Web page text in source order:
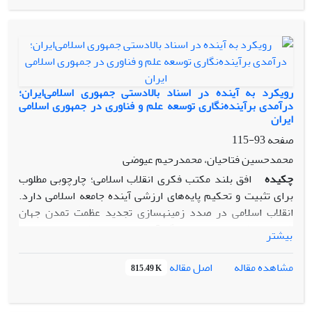
سیاسی که منطبق بر ارزش‌های اسلامی ‌و انقلابی باشد و به انسان
به مثابه آفرید‌‌های دارای کرامت ذاتی برابر رهنمون شود. روش
به­کار گرفته در این پژوهش تحلیلی است.
رویکرد به آینده در اسناد بالادستی جمهوری اسلامی‌ایران؛
درآمدی برآینده‌نگاری توسعه علم و فناوری در جمهوری اسلامی
‌ایران
صفحه93-115
محمدحسین فتاحیان، محمدرحیم عیوضی
چکیده
افق بلند مکتب فکری انقلاب اسلامی؛ چارچوبی مطلوب
برای تثبیت و تحکیم پایه‌های ارزشی آینده جامعه اسلامی ‌دارد.
انقلاب اسلامی ‌در صدد زمینه­سازی تجدید عظمت تمدن جهان
شمول اسلام است. و از این نگاه آینده انقلاب اسلامی‌یعنی بازسازی
تمدن فراموش شده اسلامی‌ در جهان امروز. آینده مطلوب جمهوری
اسلامی؛ تحولات عمیق فکری درمسایلی چون هویت ­یابی، استقلال­
طلبی، مدیریت، سیاست، فرهنگ، اخلاق، شناخت و ترویج
بیشتر
مشاهده مقاله
اصل مقاله 815.49 K